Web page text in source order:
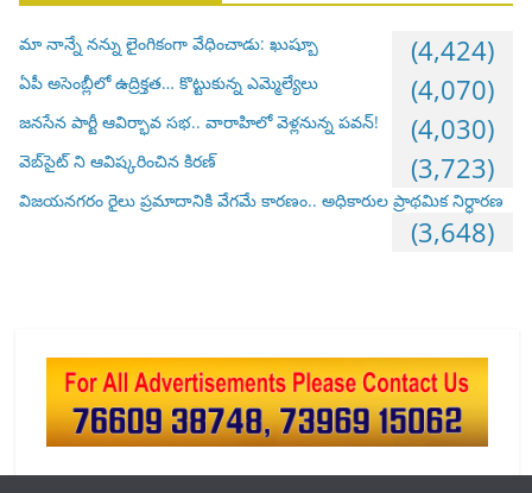
మా నాన్నే నన్ను లైంగికంగా వేధించాడు: ఖుష్బూ (4,424)
ఏపీ అసెంబ్లీలో ఉద్రిక్తత… కొట్టుకున్న ఎమ్మెల్యేలు (4,070)
జనసేన పార్టీ ఆవిర్భావ సభ.. వారాహిలో వెళ్లనున్న పవన్! (4,030)
వెబ్‌సైట్ ని ఆవిష్కరించిన కిరణ్ (3,723)
విజయనగరం రైలు ప్రమాదానికి వేగమే కారణం.. అధికారుల ప్రాథమిక నిర్ధారణ
(3,648)